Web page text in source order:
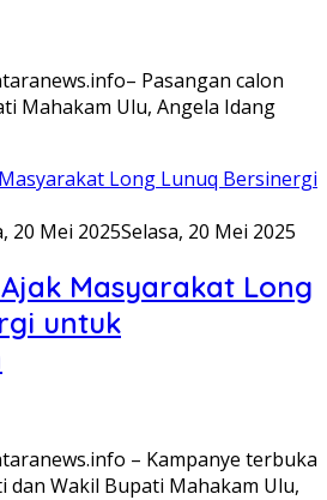
Pasangan calon
Mahakam Ulu, Angela Idang
20 Mei 2025Selasa, 20 Mei 2025
Masyarakat Long
untuk
– Kampanye terbuka
dan Wakil Bupati Mahakam Ulu,